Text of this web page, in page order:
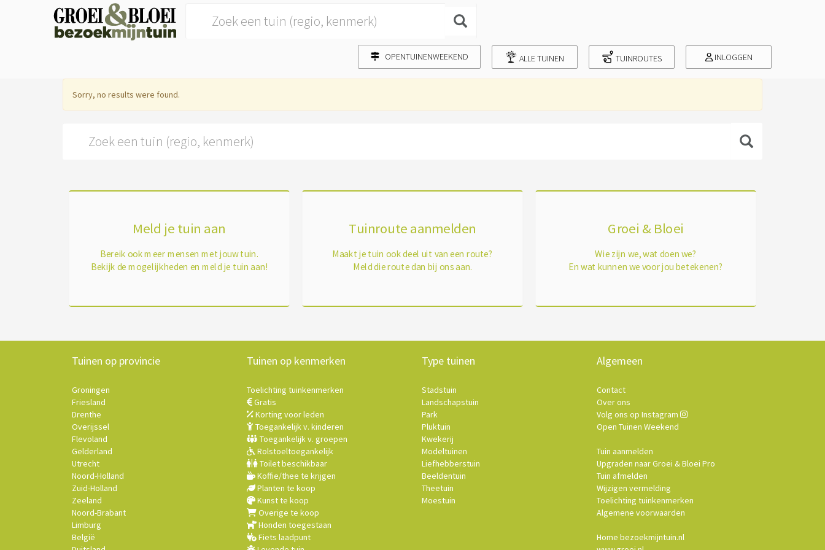
OPENTUINENWEEKEND ALLE TUINEN TUINROUTES INLOGGEN
Sorry, no results were found.
Meld je tuin aan
Bereik ook meer mensen met jouw tuin.
Bekijk de mogelijkheden en meld je tuin aan!
Tuinroute aanmelden
Maakt je tuin ook deel uit van een route?
Meld die route dan bij ons aan.
Groei & Bloei
Wie zijn we, wat doen we?
En wat kunnen we voor jou betekenen?
Tuinen op provincie
Groningen
Friesland
Drenthe
Overijssel
Flevoland
Gelderland
Utrecht
Noord-Holland
Zuid-Holland
Zeeland
Noord-Brabant
Limburg
België
Tuinen op kenmerken
Toelichting tuinkenmerken
Gratis
Korting voor leden
Toegankelijk v. kinderen
Toegankelijk v. groepen
Rolstoeltoegankelijk
Toilet beschikbaar
Koffie/thee te krijgen
Planten te koop
Kunst te koop
Overige te koop
Honden toegestaan
Fiets laadpunt
Type tuinen
Stadstuin
Landschapstuin
Park
Pluktuin
Kwekerij
Modeltuinen
Liefhebberstuin
Beeldentuin
Theetuin
Moestuin
Algemeen
Contact
Over ons
Volg ons op Instagram
Open Tuinen Weekend
Tuin aanmelden
Upgraden naar Groei & Bloei Pro
Tuin afmelden
Wijzigen vermelding
Toelichting tuinkenmerken
Algemene voorwaarden
Home bezoekmijntuin.nl